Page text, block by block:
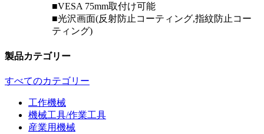
■VESA 75mm取付け可能
■光沢画面(反射防止コーティング,指紋防止コー
ティング)
製品カテゴリー
すべてのカテゴリー
工作機械
機械工具/作業工具
産業用機械